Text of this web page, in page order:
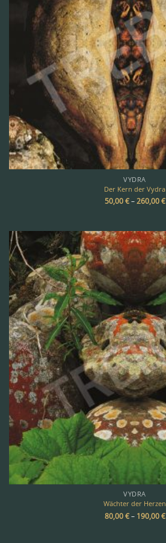
VYDRA
Der Kern der Vydra
50,00€–260,00€
VYDRA
Wächter der Herzen
80,00€– 190,00€